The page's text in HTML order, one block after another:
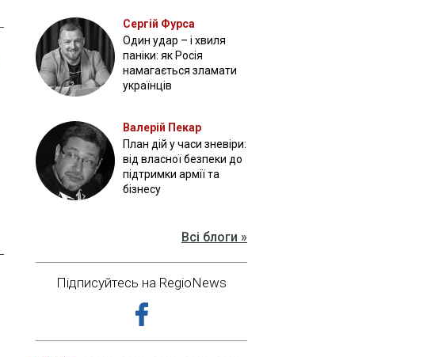
Сергій Фурса
Один удар – і хвиля
паніки: як Росія
намагається зламати
українців
Валерій Пекар
План дій у часи зневіри:
від власної безпеки до
підтримки армії та
бізнесу
Всі блоги »
Підписуйтесь на RegioNews